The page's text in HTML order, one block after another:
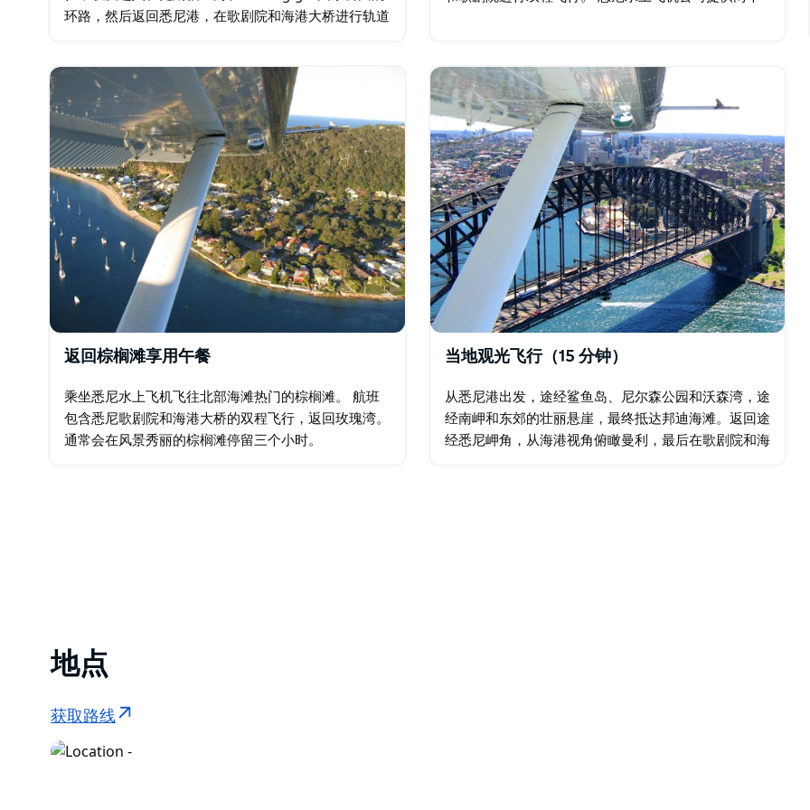
环路，然后返回悉尼港，在歌剧院和海港大桥进行轨道
返回棕榈滩享用午餐
乘坐悉尼水上飞机飞往北部海滩热门的棕榈滩。 航班
包含悉尼歌剧院和海港大桥的双程飞行，返回玫瑰湾。
通常会在风景秀丽的棕榈滩停留三个小时。
当地观光飞行（15 分钟）
从悉尼港出发，途经鲨鱼岛、尼尔森公园和沃森湾，途
经南岬和东郊的壮丽悬崖，最终抵达邦迪海滩。返回途
经悉尼岬角，从海港视角俯瞰曼利，最后在歌剧院和海
地点
获取路线